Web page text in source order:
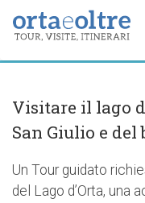
Visitare il lago
San Giulio e del
Un Tour guidato
del Lago d’Orta, una